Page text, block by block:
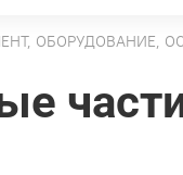
ОБОРУДОВАНИЕ,